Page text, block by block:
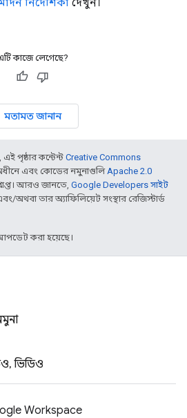
কাজে লেগেছে?
মতামত জানান
পৃষ্ঠার কন্টেন্ট Creative Commons
এবং কোডের নমুনাগুলিApache 2.0
আরও জানতে, Google Developers সাইট
অথবা তার অ্যাফিলিয়েট সংস্থার রেজিস্টার্ড
করা হয়েছে।
ভিডিও
Workspace